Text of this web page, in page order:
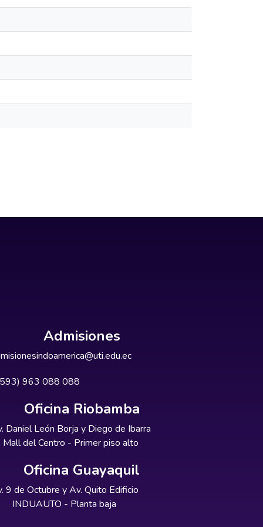
Admisiones
963 088 088
Oficina Riobamba
Daniel León Borja y Diego de Ibarra
Mall del Centro - Primer piso alto
Oficina Guayaquil
9 de Octubre y Av. Quito Edificio
INDUAUTO - Planta baja